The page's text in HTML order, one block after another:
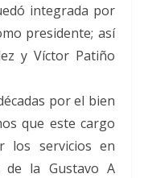
integrada por
presidente; así
y Víctor Patiño
por el bien
que este cargo
los servicios en
la Gustavo A